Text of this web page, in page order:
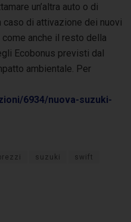
un’altra auto o di
caso di attivazione dei nuovi
anche il resto della
Ecobonus previsti dal
ambientale. Per
6934/nuova-suzuki-
suzuki swift